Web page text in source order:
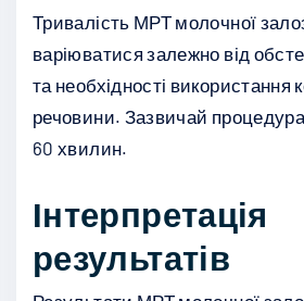
Тривалість МРТ молочної
варіюватися залежно від
та необхідності використання
речовини. Зазвичай
60 хвилин.
Інтерпретація
результатів